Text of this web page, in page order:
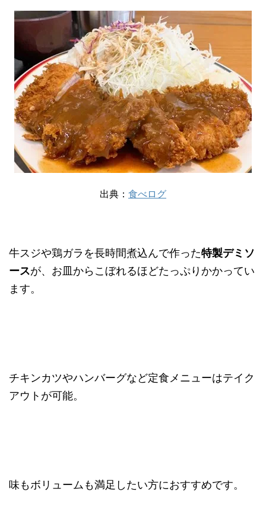
出典： 食べログ
牛スジや鶏ガラを長時間煮込んで作った特製デミソ
ースが、お皿からこぼれるほどたっぷりかかってい
ます。
チキンカツやハンバーグなど定食メニューはテイク
アウトが可能。
味もボリュームも満足したい方におすすめです。